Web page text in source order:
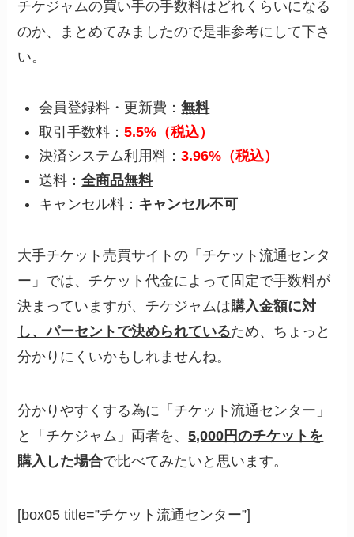
チケジャムの買い手の手数料はどれくらいになる
のか、まとめてみましたので是非参考にして下さ
い。
会員登録料・更新費：無料
取引手数料：5.5%（税込）
決済システム利用料：3.96%（税込）
送料：全商品無料
キャンセル料： キャンセル不可
大手チケット売買サイトの「チケット流通センタ
ー」では、チケット代金によって固定で手数料が
決まっていますが、チケジャムは購入金額に対
し、パーセントで決められているため、ちょっと
分かりにくいかもしれませんね。
分かりやすくする為に「チケット流通センター」
と「チケジャム」両者を、5,000円のチケットを
購入した場合で比べてみたいと思います。
[box05 title=”チケット流通センター”]